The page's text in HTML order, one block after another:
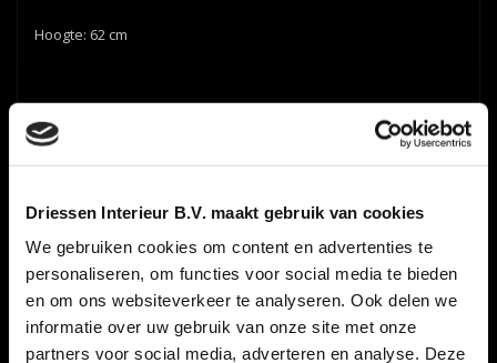
Driessen Interieur B.V. maakt gebruik van cookies
We gebruiken cookies om content en advertenties te
personaliseren, om functies voor social media te bieden
en om ons websiteverkeer te analyseren. Ook delen we
informatie over uw gebruik van onze site met onze
partners voor social media, adverteren en analyse. Deze
Hoogte: 62 cm